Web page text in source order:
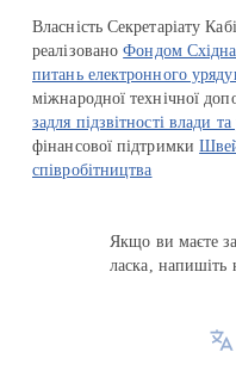
Власність Секретаріату
реалізованоФондом
питань електронного
міжнародної технічної
задля підзвітності влади
фінансової підтримки
співробітництва
Якщо ви маєте
ласка,